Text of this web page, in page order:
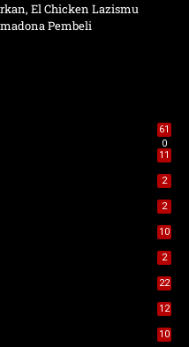
El Chicken Lazismu
Pembeli
61
0
11
2
2
10
2
22
12
10